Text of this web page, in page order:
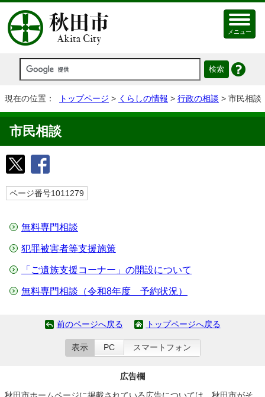
メニュー
現在の位置： トップページ > くらしの情報 > 行政の相談 > 市民相談
市民相談
ページ番号1011279
無料専門相談
犯罪被害者等支援施策
「ご遺族支援コーナー」の開設について
無料専門相談（令和8年度 予約状況）
前のページへ戻る トップページへ戻る
表示 PC スマートフォン
広告欄